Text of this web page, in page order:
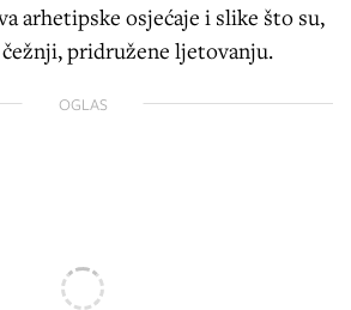
arhetipske osjećaje i slike što su,
pridružene ljetovanju.
OGLAS